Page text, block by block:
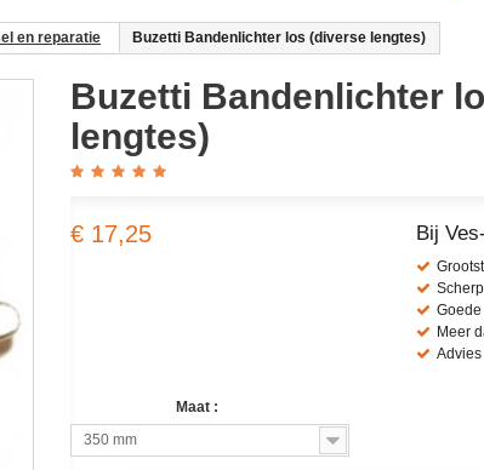
en reparatie Buzetti Bandenlichter los (diverse lengtes)
Buzetti Bandenlichter
lengtes)
€ 17,25 Bij
Meer
Maat :
350 mm